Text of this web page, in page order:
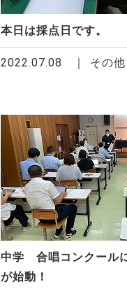
本日は採点日です。
2022.07.08 その他
中学 合唱コンクール
が始動！